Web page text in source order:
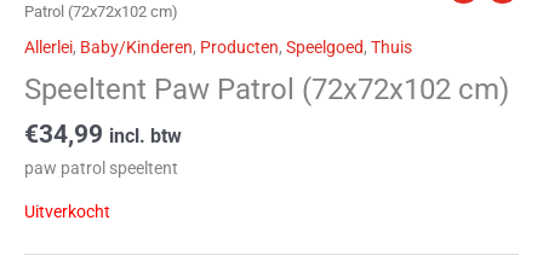
Patrol (72x72x102 cm)
Allerlei, Baby/Kinderen, Producten, Speelgoed, Thuis
Speeltent Paw Patrol (72x72x102 cm)
€34,99 incl. btw
paw patrol speeltent
Uitverkocht